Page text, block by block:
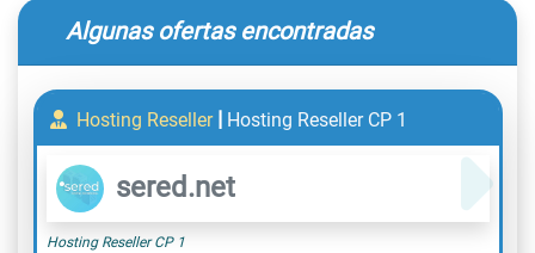
Algunas ofertas encontradas
Hosting Reseller | Hosting Reseller CP 1
sered.net
Hosting Reseller CP 1